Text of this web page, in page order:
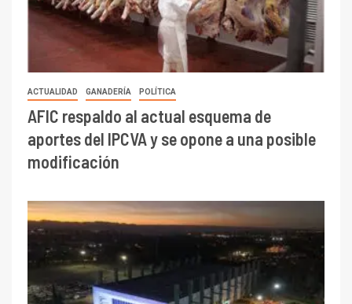
ACTUALIDAD GANADERÍA POLÍTICA
AFIC respaldo al actual esquema de
aportes del IPCVA y se opone a una posible
modificación